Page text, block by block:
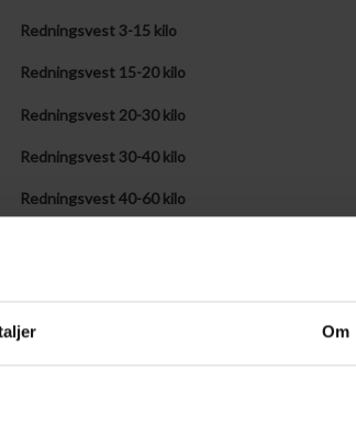
Om
Redningsvest 3-15 kilo
Redningsvest 15-20 kilo
Redningsvest 20-30 kilo
Redningsvest 30-40 kilo
Redningsvest 40-60 kilo
Medbringer selv følgende antal veste